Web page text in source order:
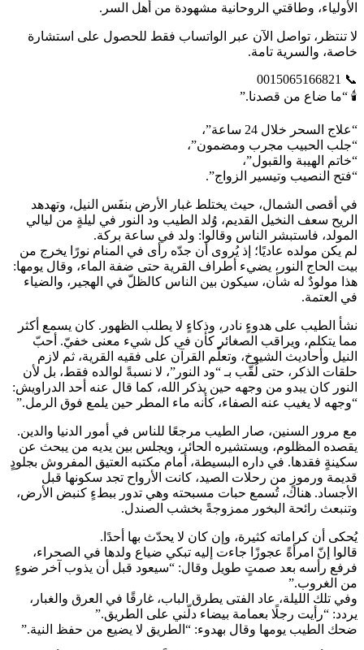
الأولياء، وطاقتي الروحانية مشهودة من أهل السر.
لا تنتظر، تواصل الآن عبر الواتساب فقط للحصول على استشارة
خاصة، والسرية تامة.
📞 0015065166821
🕯️ “ما ضاع من قصدنا.”
“علاج السحر خلال 24 ساعة”،
“جلب الحبيب مجرب ومضمون”،
“خاتم الهيبة والقبول”،
“فتح النصيب وتيسير الزواج”.
في أقصى الشمال، حيث يختلط غبار الأرض بنفَس النيل، وتهدهد
الريح سعف النخيل القديم، وُلد الطيب ود النور في ليلةٍ من ليالي
المولد، فاستبشر الناس وقالوا: ولد في ساعة بركة.
لم يكن مولده عاديًا؛ إذ يُروى أن جدّه رأى في المنام نورًا يخرج من
بيت الحاج النور، يضيء أطراف القرية حتى ضفة الماء، وقال يومها:
هذا مولودٌ له شأن، سيكون بين الناس كالظلّ في الهجير، والضياء
في العتمة.
نشأ الطيب على هدوءٍ نادر، وذكاءٍ لا يطلب الظهور. كان يسمع أكثر
مما يتكلم، ويراقب الصغائر كأن في كل شيء معنى خفيّ. أحبّ
النيل وأحاديث الشيوخ، وتعلّم القرآن على فقيه القرية، ثم لازم
حلقات الذكر، حتى لُقّب بـ “ود النور”، لا نسبةً لوالده فقط، بل لأن
النور كان يبدو من وجهه حين يذكر الله، كما قال عنه أحد الدراويش:
“وجهه لا يغيب عنه الصفاء، كأنه ماء المطر حين يلمع فوق الرمل.”
مع مرور السنين، صار الطيب مرجعًا للناس في أمور الدنيا والدين.
يقصده المظلوم، ويستشيره الحائر، ويجلس بين يديه من يبحث عن
سكينةٍ فقدها. في داره البسيطة، أمام مكتبه العتيق المفروش بجلودٍ
قديمة ورموزٍ من رحلات الصيد، كانت الأرواح تجد سكونها قبل
الأجساد. هناك، تُسمع حبات مسبحته وهي تدور ببطءٍ كنبض الأرض،
وتنبعث رائحة البخور ممزوجةً بخشب الصندل.
يُحكى أن كراماته كثيرة، وإن كان لا يحدّث بها أحدًا.
قالوا إنّ امرأةً عجوزًا جاءت إليه تبكي ضياع ولدها في الصحراء،
فرفع رأسه بعد صمتٍ طويل وقال: “سيعود قبل أن يذوب آخر ضوءٍ
من الغروب.”
وفي تلك الليلة، عاد الفتى يطرق الباب، غارقًا في العرق والغبار،
يردد: “رأيت رجلًا بعمامة بيضاء دلّني على الطريق.”
ضحك الطيب يومها وقال بهدوء: “الطريق لا يضيع من حفظ النية.”